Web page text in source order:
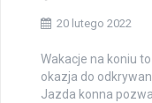
20 lutego 2022
Wakacje na koniu
okazja do
Jazda konna